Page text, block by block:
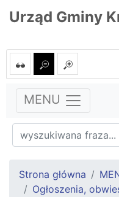
Urząd Gminy
MENU
Strona główna
Ogłoszenia,